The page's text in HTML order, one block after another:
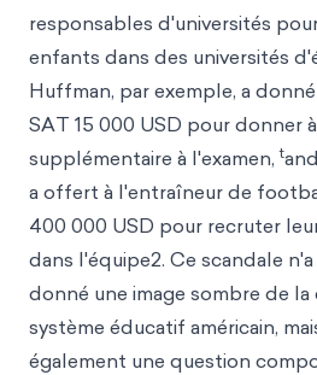
responsables d'universités
enfants dans des universités
Huffman, par exemple, a
SAT 15 000 USD pour donner
supplémentaire à l'examen,t
a offert à l'entraîneur de
400 000 USD pour recruter
dans l'équipe2. Ce scandale
donné une image sombre de
système éducatif américain,
également une question